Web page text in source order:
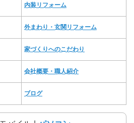
内装リフォーム
外まわり・玄関リフォーム
家づくりへのこだわり
会社概要・職人紹介
ブログ